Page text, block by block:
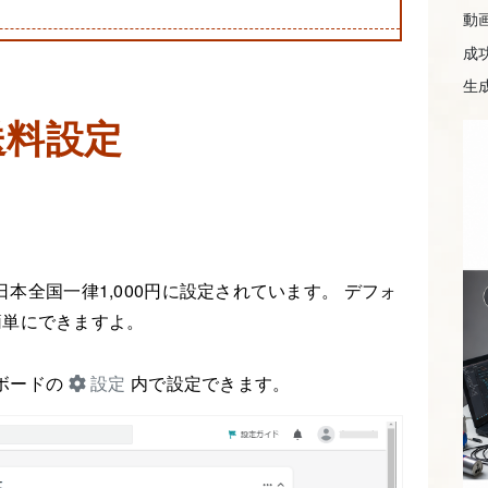
設定
全国一律1,000円に設定されています。 デフォ
にできますよ。
ードの 設定 内で設定できます。
動
成
生